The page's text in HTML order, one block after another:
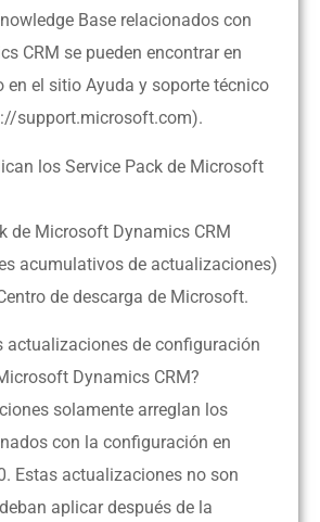
Base relacionados con
CRM se pueden encontrar en
en el sitio Ayuda y soporte técnico
support.microsoft.com).
los Service Pack de Microsoft
de Microsoft Dynamics CRM
acumulativos de actualizaciones)
de descarga de Microsoft.
actualizaciones de configuración
Dynamics CRM?
solamente arreglan los
con la configuración en
Estas actualizaciones no son
aplicar después de la